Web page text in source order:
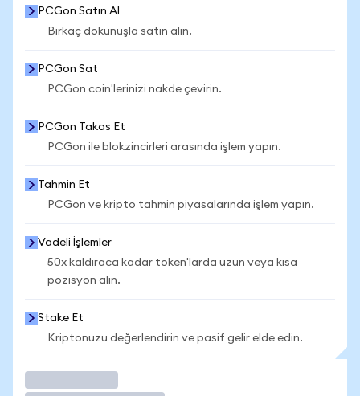
PCGon Satın Al
Birkaç dokunuşla satın alın.
PCGon Sat
PCGon coin'lerinizi nakde çevirin.
PCGon Takas Et
PCGon ile blokzincirleri arasında işlem yapın.
Tahmin Et
PCGon ve kripto tahmin piyasalarında işlem yapın.
Vadeli İşlemler
50x kaldıraca kadar token'larda uzun veya kısa
pozisyon alın.
Stake Et
Kriptonuzu değerlendirin ve pasif gelir elde edin.